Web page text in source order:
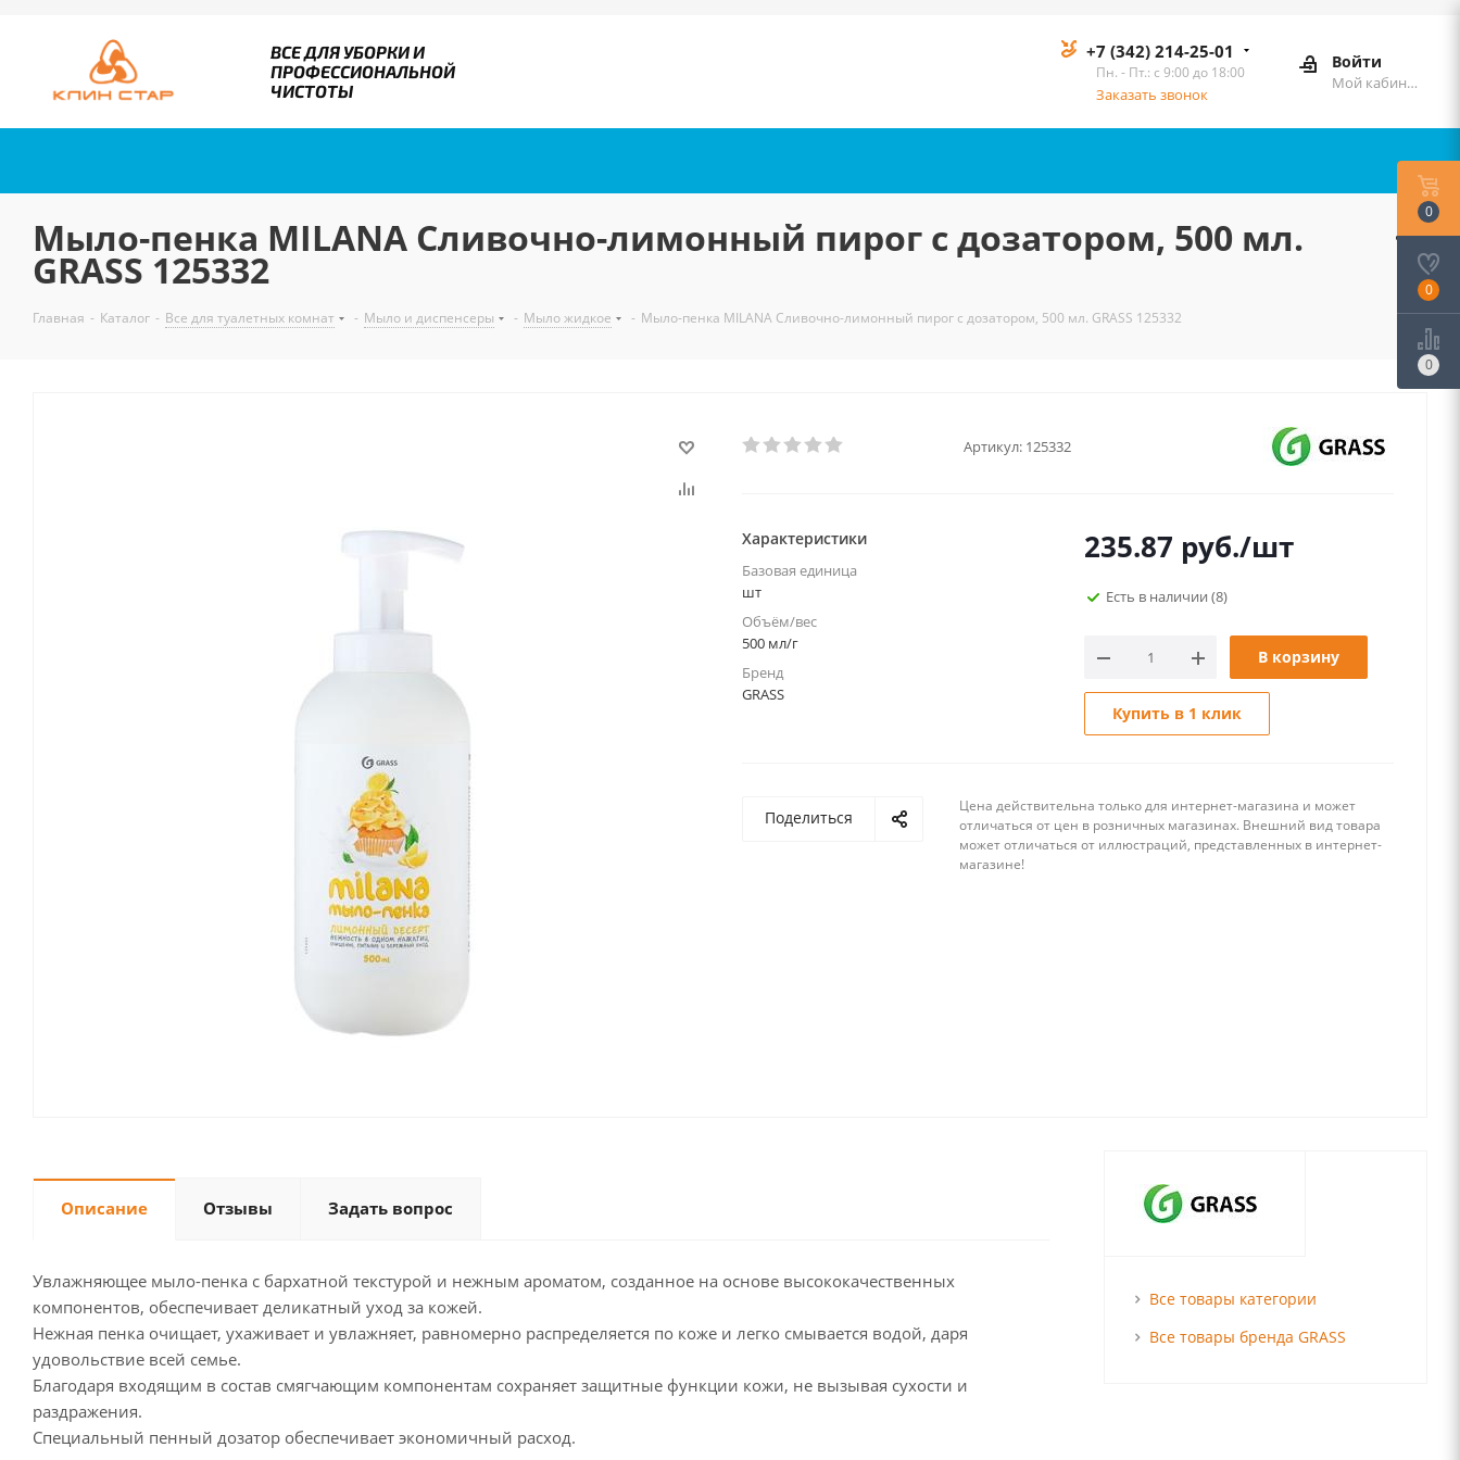
ВСЕ ДЛЯ УБОРКИ И
ПРОФЕССИОНАЛЬНОЙ
ЧИСТОТЫ
Войти
Мой кабинет
+7 (342) 214-25-01
Пн. - Пт.: с 9:00 до 18:00
Заказать звонок
Мыло-пенка MILANA Сливочно-лимонный пирог с дозатором, 500 мл.
GRASS 125332
Главная - Каталог - Все для туалетных комнат - Мыло и диспенсеры - Мыло жидкое - Мыло-пенка MILANA Сливочно-лимонный пирог с дозатором, 500 мл. GRASS 125332
Артикул: 125332
Характеристики
Базовая единица
шт
Объём/вес
500 мл/г
Бренд
GRASS
235.87 руб./шт
Есть в наличии (8)
В корзину
Купить в 1 клик
Поделиться
Цена действительна только для интернет-магазина и может
отличаться от цен в розничных магазинах. Внешний вид товара
может отличаться от иллюстраций, представленных в интернет-
магазине!
Описание Отзывы Задать вопрос
Увлажняющее мыло-пенка с бархатной текстурой и нежным ароматом, созданное на основе высококачественных
компонентов, обеспечивает деликатный уход за кожей.
Нежная пенка очищает, ухаживает и увлажняет, равномерно распределяется по коже и легко смывается водой, даря
удовольствие всей семье.
Благодаря входящим в состав смягчающим компонентам сохраняет защитные функции кожи, не вызывая сухости и
раздражения.
Специальный пенный дозатор обеспечивает экономичный расход.
Все товары категории
Все товары бренда GRASS
0
0
0